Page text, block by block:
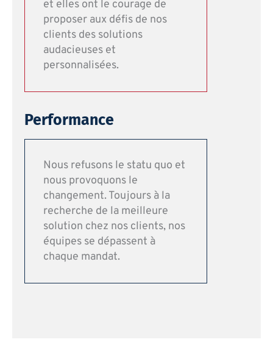
et elles ont le courage de
proposer aux défis de nos
clients des solutions
audacieuses et
personnalisées.
Performance
Nous refusons le statu quo et
nous provoquons le
changement. Toujours à la
recherche de la meilleure
solution chez nos clients, nos
équipes se dépassent à
chaque mandat.